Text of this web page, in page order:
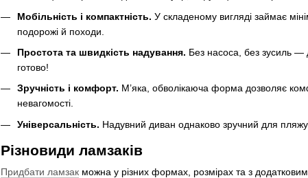
Мобільність і компактність. У складеному вигляді займає
подорожі й походи.
Простота та швидкість надування. Без насоса, без зусиль —
готово!
Зручність і комфорт. М’яка, обволікаюча форма дозволяє
невагомості.
Універсальність. Надувний диван однаково зручний для пляжу,
Різновиди ламзаків
Придбати ламзак можна у різних формах, розмірах та з